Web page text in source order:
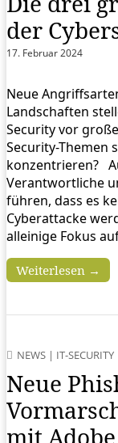
der
17. Februar 2024
Neue
Landschaften
Security vor
Security-Themen
konzentrieren?
Verantwortliche
führen, dass es
Cyberattacke
alleinige Fokus
Weiterlesen →
NEWS | IT-SECURITY
Neue
mit